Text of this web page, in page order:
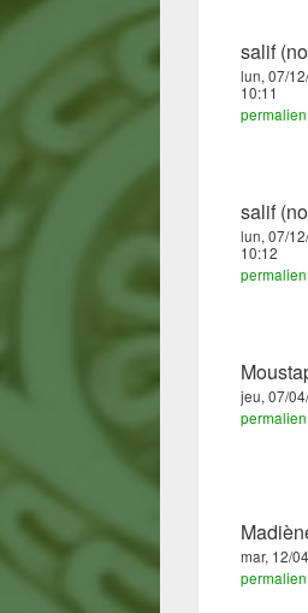
salif
lun, 07/
10:11
permalien
salif
lun, 07/
10:12
permalien
jeu, 07/
permalien
mar, 12/
permalien